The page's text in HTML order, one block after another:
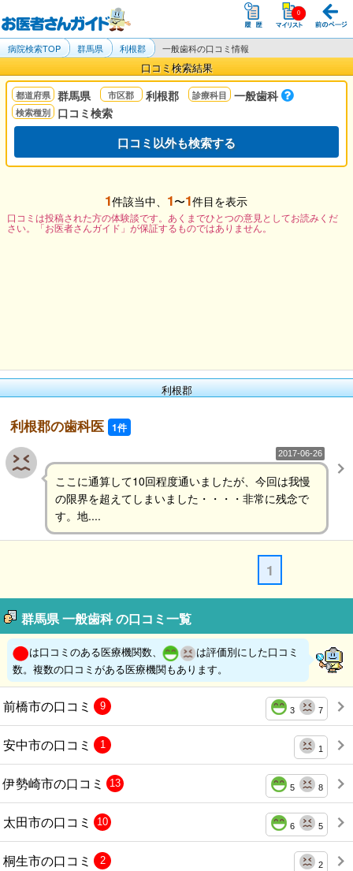
病院検索TOP 群馬県 利根郡 一般歯科の口コミ情報
口コミ検索結果
群馬県 利根郡
一般歯科
口コミ検索
口コミ以外も検索する
1件該当中、 1〜1件目を表示
口コミは投稿された方の体験談です。あくまでひとつの意見としてお読みくだ
さい。「お医者さんガイド」が保証するものではありません。
利根郡
利根郡の歯科医 1件
2017-06-26
ここに通算して10回程度通いましたが、今回は我慢
の限界を超えてしまいました・・・・非常に残念で
す。地....
1
群馬県 一般歯科 の口コミ一覧
は口コミのある医療機関数、
は評価別にした口コミ
数。複数の口コミがある医療機関もあります。
前橋市の口コミ 3 7
9
安中市の口コミ 1
1
伊勢崎市の口コミ 5 8
13
太田市の口コミ 6 5
10
桐生市の口コミ 2
2